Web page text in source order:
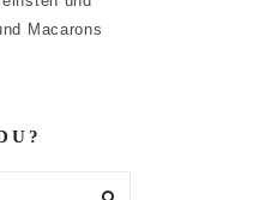
Macarons